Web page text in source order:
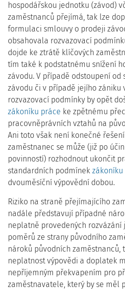
hospodářskou jednotku (závod)
zaměstnanců přejímá, tak lze
formulaci smlouvy o prodeji
obsahovala rozvazovací
dojde ke ztrátě klíčových
tím také k podstatnému snížení
závodu. V případě odstoupení od
závodu či v případě jejího zániku
rozvazovací podmínky by opět
zákoníku práce ke zpětnému
pracovněprávních vztahů na
Ani toto však není konečné
zaměstnanec se může (již po
povinností) rozhodnout ukončit
standardních podmínek zákoníku
dvouměsíční výpovědní dobou.
Riziko na straně přejímajícího
nadále představují případné
neplatně provedených rozvázání
poměrů ze strany původního
nároků původních zaměstnanců,
neplatnost výpovědi a doplatek
nepříjemným překvapením pro
zaměstnavatele, který by se měl